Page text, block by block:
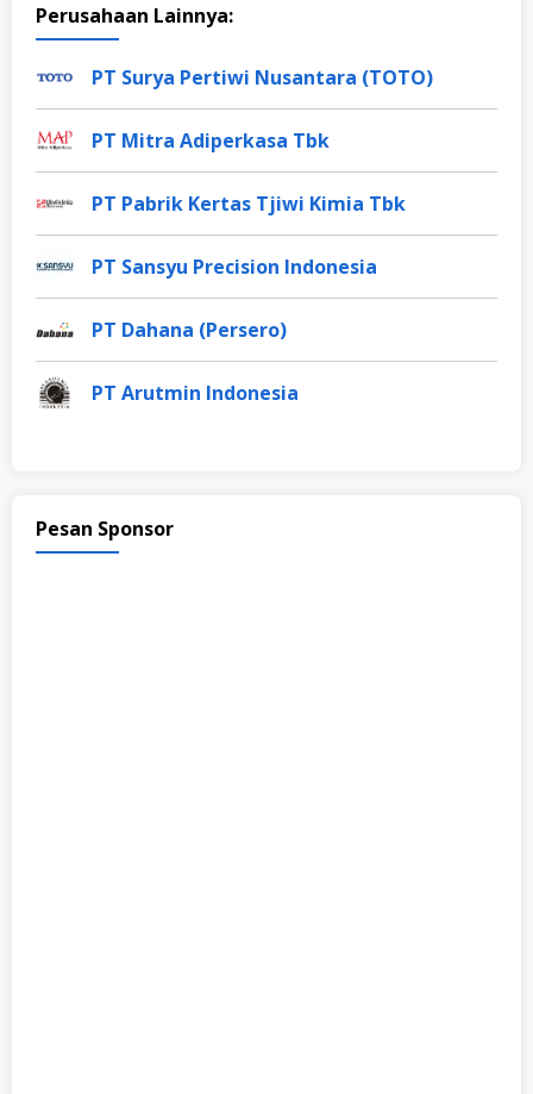
Perusahaan Lainnya:
PT Surya Pertiwi Nusantara (TOTO)
PT Mitra Adiperkasa Tbk
PT Pabrik Kertas Tjiwi Kimia Tbk
PT Sansyu Precision Indonesia
PT Dahana (Persero)
PT Arutmin Indonesia
Pesan Sponsor